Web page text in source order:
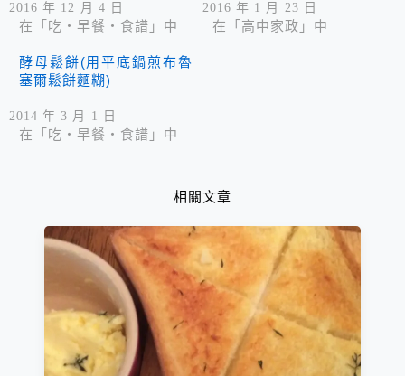
2016 年 12 月 4 日
在「吃‧早餐‧食譜」中
2016 年 1 月 23 日
在「高中家政」中
酵母鬆餅(用平底鍋煎布魯
塞爾鬆餅麵糊)
2014 年 3 月 1 日
在「吃‧早餐‧食譜」中
相關文章